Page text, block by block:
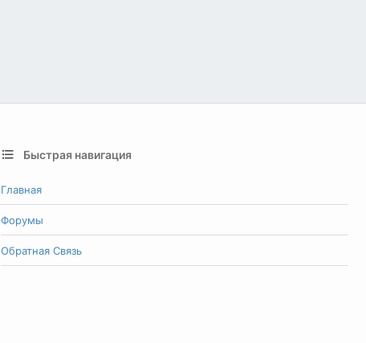
Быстрая навигация
Главная
Форумы
Обратная Связь